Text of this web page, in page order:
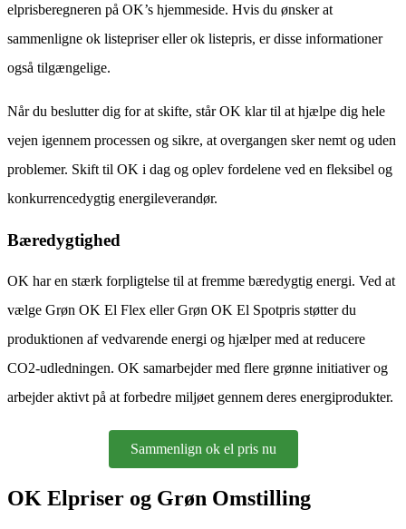
elprisberegneren på OK’s hjemmeside. Hvis du ønsker at
sammenligne ok listepriser eller ok listepris, er disse informationer
også tilgængelige.
Når du beslutter dig for at skifte, står OK klar til at hjælpe dig hele
vejen igennem processen og sikre, at overgangen sker nemt og uden
problemer. Skift til OK i dag og oplev fordelene ved en fleksibel og
konkurrencedygtig energileverandør.
Bæredygtighed
OK har en stærk forpligtelse til at fremme bæredygtig energi. Ved at
vælge Grøn OK El Flex eller Grøn OK El Spotpris støtter du
produktionen af vedvarende energi og hjælper med at reducere
CO2-udledningen. OK samarbejder med flere grønne initiativer og
arbejder aktivt på at forbedre miljøet gennem deres energiprodukter.
Sammenlign ok el pris nu
OK Elpriser og Grøn Omstilling